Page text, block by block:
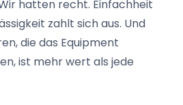
hatten recht. Einfachheit
zahlt sich aus. Und
die das Equipment
ist mehr wert als jede